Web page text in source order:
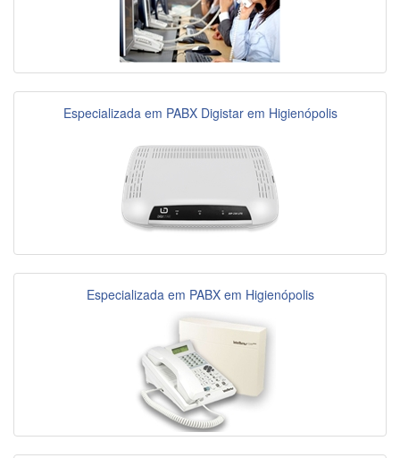
Especializada em PABX Digistar em Higienópolis
Especializada em PABX em Higienópolis